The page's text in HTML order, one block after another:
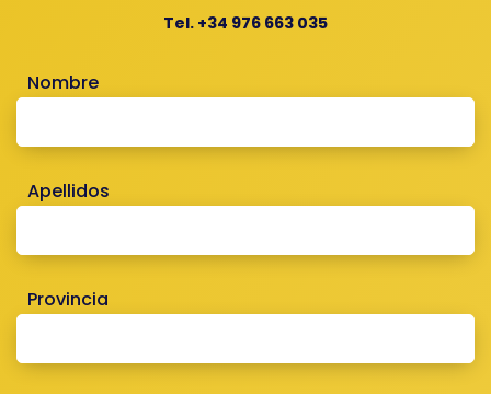
Tel. +34 976 663 035
Nombre
Apellidos
Provincia